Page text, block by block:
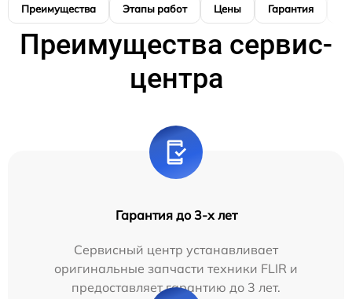
Преимущества Этапы работ Цены Гарантия
Преимущества сервис-
центра
Гарантия до 3-х лет
Сервисный центр устанавливает
оригинальные запчасти техники FLIR и
предоставляет гарантию до 3 лет.